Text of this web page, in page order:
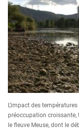
L’impact des
préoccupation croissante,
le fleuve Meuse, dont le